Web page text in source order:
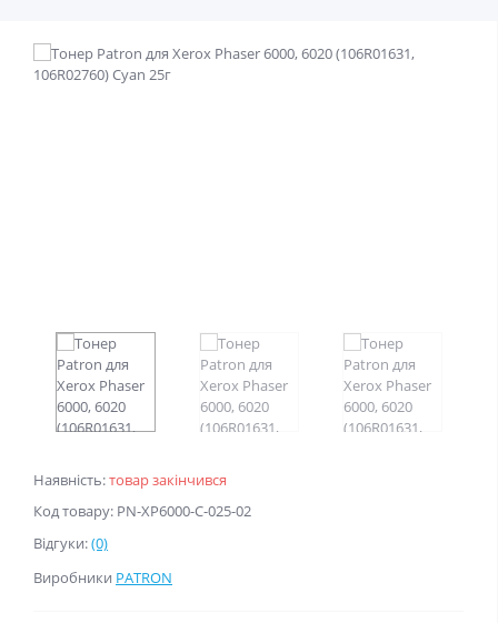
Наявність:товар закінчився
Код товару: PN-XP6000-C-025-02
Відгуки:(0)
Виробники PATRON